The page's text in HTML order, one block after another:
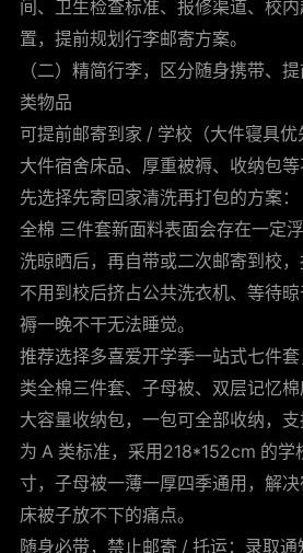
间、卫生检查标准、报修渠道、校
置，提前规划行李邮寄方案。
（二）精简行李，区分随身携带、
类物品
可提前邮寄到家 / 学校（大件寝具优
大件宿舍床品、厚重被褥、收纳包
先选择先寄回家清洗再打包的方案：
全棉 三件套新面料表面会存在一定
洗晾晒后，再自带或二次邮寄到校，
不用到校后挤占公共洗衣机、等待
褥一晚不干无法睡觉。
推荐选择多喜爱开学季一站式七件
类全棉三件套、子母被、双层记忆棉
大容量收纳包，一包可全部收纳，
为 A 类标准，采用218*152cm 的学
寸，子母被一薄一厚四季通用，解
床被子放不下的痛点。
随身必带，禁止邮寄 / 托运：录取